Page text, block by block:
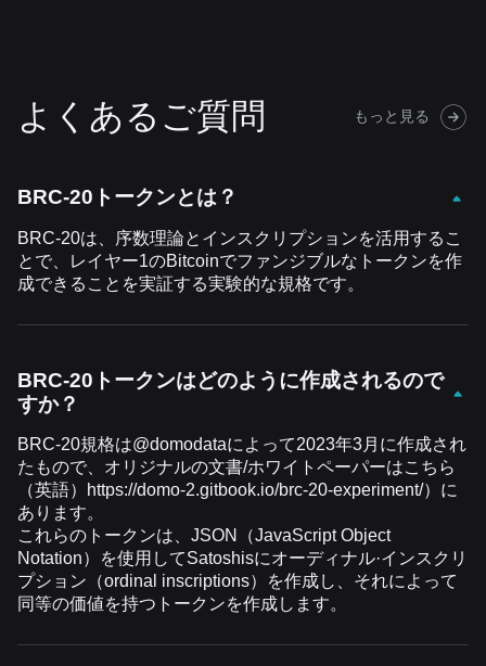
よくあるご質問 もっと見る
BRC-20トークンとは？
BRC-20は、序数理論とインスクリプションを活用するこ
とで、レイヤー1のBitcoinでファンジブルなトークンを作
成できることを実証する実験的な規格です。
BRC-20トークンはどのように作成されるので
すか？
BRC-20規格は@domodataによって2023年3月に作成され
たもので、オリジナルの文書/ホワイトペーパーはこちら
（英語）
https://domo-2.gitbook.io/brc-20-experiment/）に
あります。
これらのトークンは、 JSON （JavaScript Object
Notation）を使用してSatoshisにオーディナル·インスクリ
プション（ordinal inscriptions）を作成し、それによって
同等の価値を持つトークンを作成します。